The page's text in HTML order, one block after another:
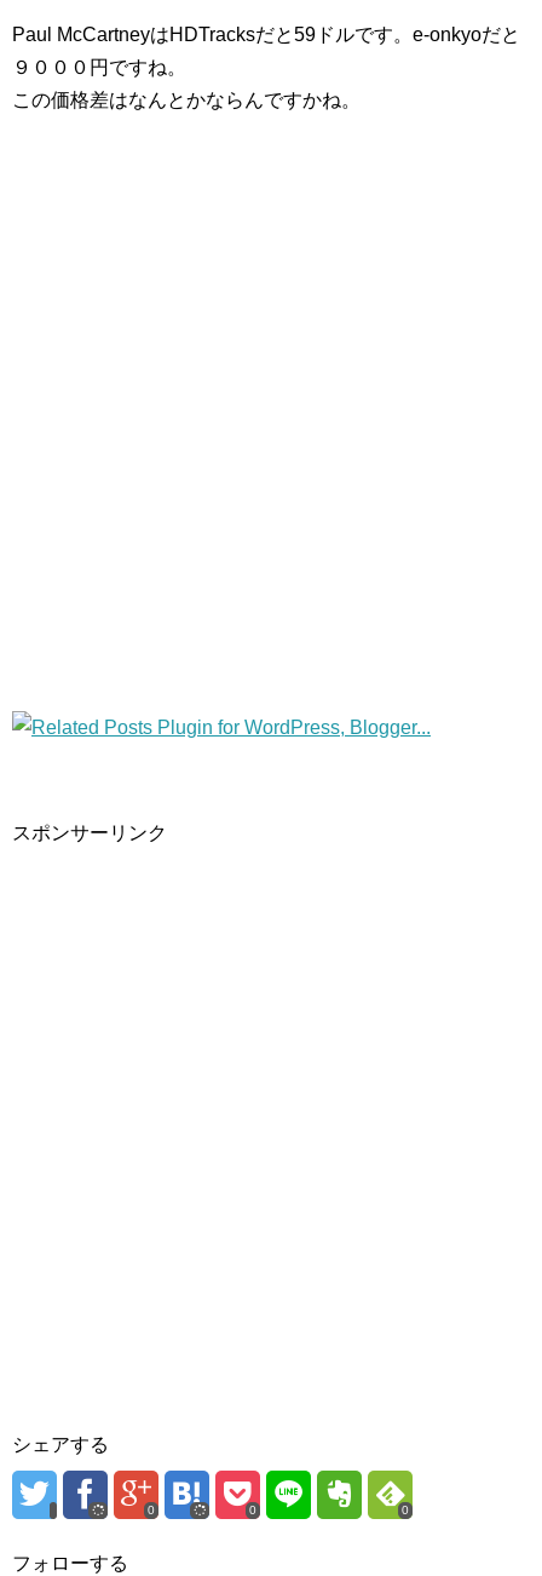
Paul McCartneyはHDTracksだと59ドルです。e-onkyoだと
９０００円ですね。
この価格差はなんとかならんですかね。
スポンサーリンク
シェアする
0 0 0
フォローする